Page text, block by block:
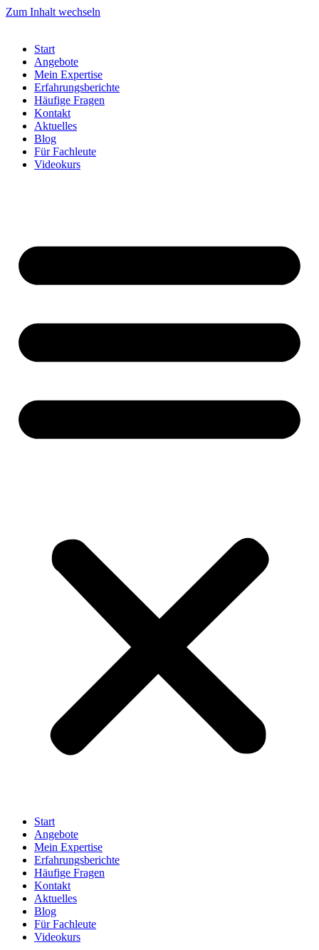
Zum Inhalt wechseln
Start
Angebote
Mein Expertise
Erfahrungsberichte
Häufige Fragen
Kontakt
Aktuelles
Blog
Für Fachleute
Videokurs
Start
Angebote
Mein Expertise
Erfahrungsberichte
Häufige Fragen
Kontakt
Aktuelles
Blog
Für Fachleute
Videokurs